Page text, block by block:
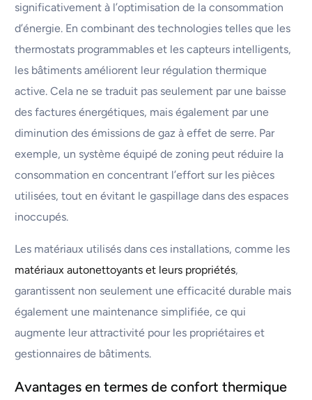
significativement à l’optimisation de la consommation
d’énergie. En combinant des technologies telles que les
thermostats programmables et les capteurs intelligents,
les bâtiments améliorent leur régulation thermique
active. Cela ne se traduit pas seulement par une baisse
des factures énergétiques, mais également par une
diminution des émissions de gaz à effet de serre. Par
exemple, un système équipé de zoning peut réduire la
consommation en concentrant l’effort sur les pièces
utilisées, tout en évitant le gaspillage dans des espaces
inoccupés.
Les matériaux utilisés dans ces installations, comme les
matériaux autonettoyants et leurs propriétés,
garantissent non seulement une efficacité durable mais
également une maintenance simplifiée, ce qui
augmente leur attractivité pour les propriétaires et
gestionnaires de bâtiments.
Avantages en termes de confort thermique